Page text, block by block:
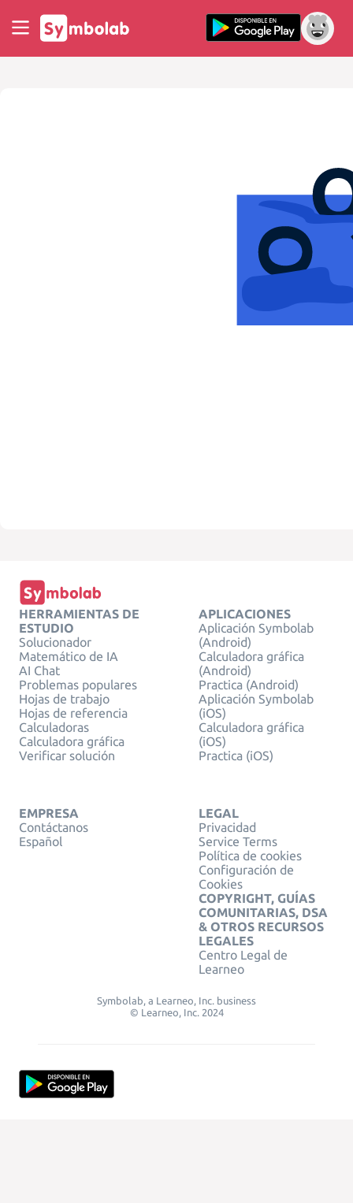
HERRAMIENTAS DE
ESTUDIO
Solucionador
Matemático de IA
AI Chat
Problemas populares
Hojas de trabajo
Hojas de referencia
Calculadoras
Calculadora gráfica
Verificar solución
APLICACIONES
Aplicación Symbolab
(Android)
Calculadora gráfica
(Android)
Practica (Android)
Aplicación Symbolab
(iOS)
Calculadora gráfica
(iOS)
Practica (iOS)
EMPRESA
Contáctanos
Español
LEGAL
Privacidad
Service Terms
Política de cookies
Configuración de
Cookies
COPYRIGHT, GUÍAS
COMUNITARIAS, DSA
& OTROS RECURSOS
LEGALES
Centro Legal de
Learneo
Symbolab, a Learneo, Inc. business
© Learneo, Inc. 2024